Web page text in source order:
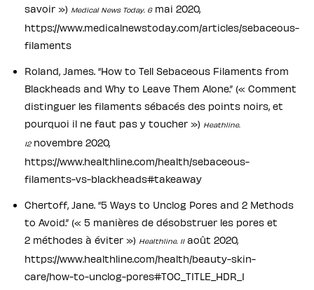
savoir ») Medical News Today. 6mai 2020,
https://www.medicalnewstoday.com/articles/sebaceous-
filaments
Roland, James. “How to Tell Sebaceous Filaments from
Blackheads and Why to Leave Them Alone.” (« Comment
distinguer les filaments sébacés des points noirs, et
pourquoi il ne faut pas y toucher ») Heathline.
12novembre 2020,
https://www.healthline.com/health/sebaceous-
filaments-vs-blackheads#takeaway
Chertoff, Jane. “5 Ways to Unclog Pores and 2 Methods
to Avoid.” (« 5 manières de désobstruer les pores et
2 méthodes à éviter ») Healthline. 11août 2020,
https://www.healthline.com/health/beauty-skin-
care/how-to-unclog-pores#TOC_TITLE_HDR_1